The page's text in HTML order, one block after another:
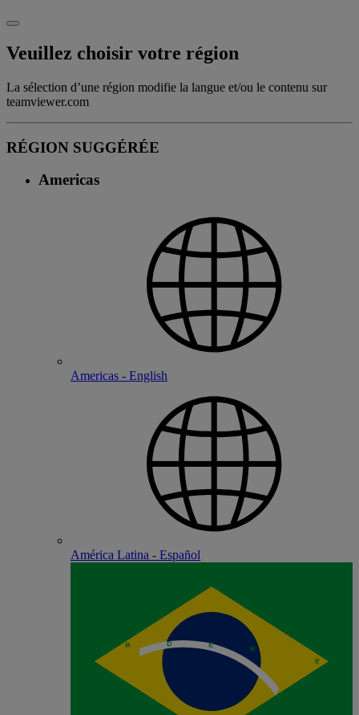
Veuillez choisir votre région
La sélection d’une région modifie la langue et/ou le contenu sur
teamviewer.com
RÉGION SUGGÉRÉE
Americas
Americas - English
América Latina - Español